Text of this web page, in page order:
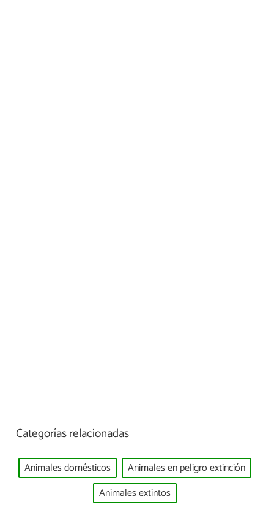
Categorías relacionadas
Animales domésticos
Animales en peligro extinción
Animales extintos